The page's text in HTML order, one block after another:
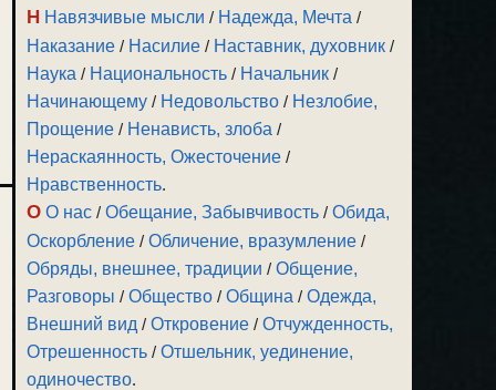
Н Навязчивые мысли / Надежда, Мечта /
Наказание / Насилие / Наставник, духовник /
Наука / Национальность / Начальник /
Начинающему / Недовольство / Незлобие,
Прощение / Ненависть, злоба /
Нераскаянность, Ожесточение /
Нравственность.
О О нас /Обещание, Забывчивость /Обида,
Оскорбление /Обличение, вразумление /
Обряды, внешнее, традиции /Общение,
Разговоры /Общество /Община /Одежда,
Внешний вид /Откровение /Отчужденность,
Отрешенность /Отшельник, уединение,
одиночество.